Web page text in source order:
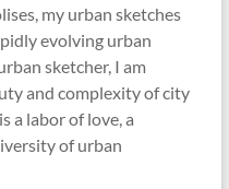
my urban sketches
evolving urban
sketcher, I am
and complexity of city
a labor of love, a
of urban